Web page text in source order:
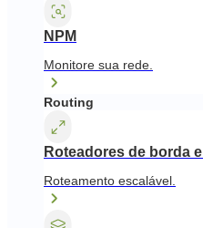
NPM
Monitore sua rede.
Routing
Roteadores de borda
Roteamento escalável.